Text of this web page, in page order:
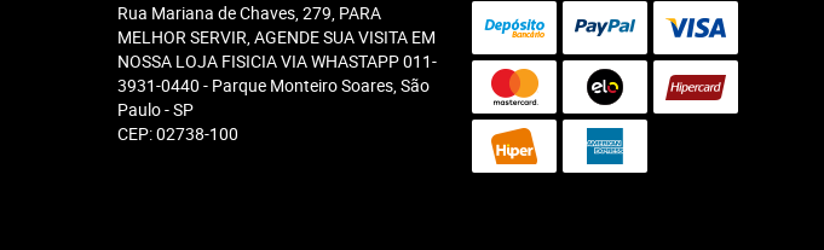
Rua Mariana de Chaves, 279, PARA
MELHOR SERVIR, AGENDE SUA VISITA EM
NOSSA LOJA FISICIA VIA WHASTAPP 011-
3931-0440 - Parque Monteiro Soares, São
Paulo-SP
CEP: 02738-100